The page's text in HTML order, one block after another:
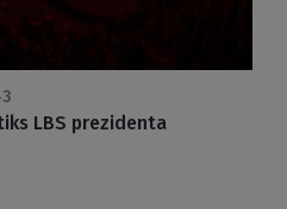
LBS prezidenta